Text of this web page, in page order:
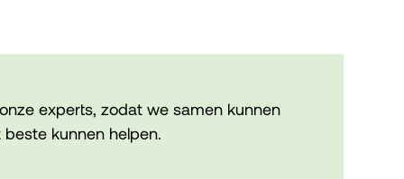
experts, zodat we samen kunnen
kunnen helpen.